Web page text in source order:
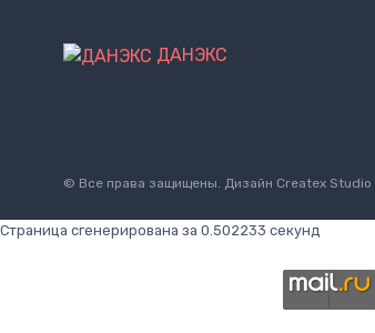
ДАНЭКС
© Все права защищены. Дизайн Createx Studio
Страница сгенерирована за 0.502233 секунд